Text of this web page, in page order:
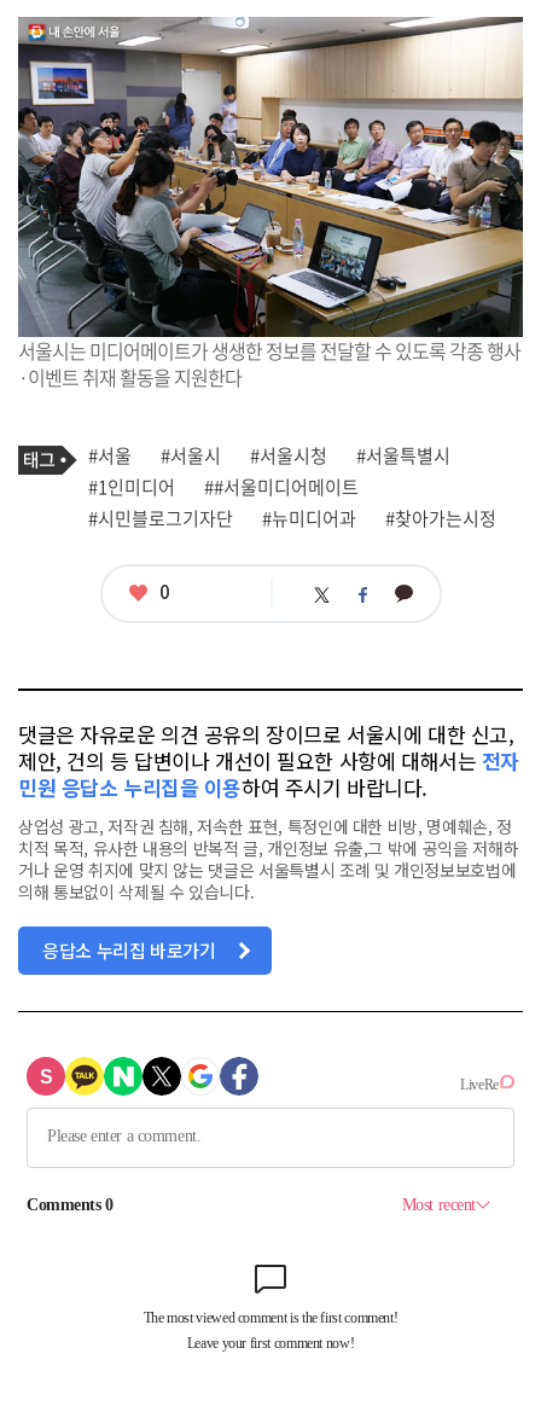
서울시는 미디어메이트가 생생한 정보를 전달할 수 있도록 각종 행사
·이벤트 취재 활동을 지원한다
기
사
관
련
태
태
그
#서울 #서울시 #서울시청
#서울특별시
#1인미디어
##서울미디어메이트
#시민블로그기자단
#뉴미디어과 #찾아가는시정
좋
0 트 페 카
댓글은 자유로운 의견 공유의 장이므로 서울시에 대한 신고,
제안, 건의 등 답변이나 개선이 필요한 사항에 대해서는 전자
민원 응답소 누리집을 이용하여 주시기 바랍니다.
상업성 광고, 저작권 침해, 저속한 표현, 특정인에 대한 비방, 명예훼손, 정
치적 목적, 유사한 내용의 반복적 글, 개인정보 유출,그 밖에 공익을 저해하
거나 운영 취지에 맞지 않는 댓글은 서울특별시 조례 및 개인정보보호법에
의해 통보없이 삭제될 수 있습니다.
응답소 누리집 바로가기